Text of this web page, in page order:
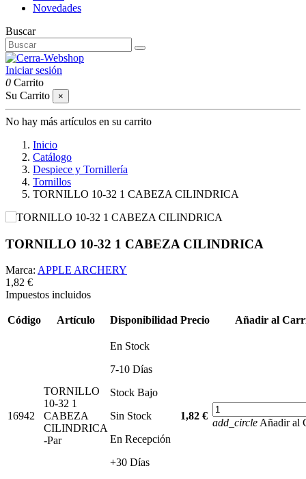
Novedades
Buscar
Iniciar sesión
0 Carrito
Su Carrito
×
No hay más artículos en su carrito
Inicio
Catálogo
Despiece y Tornillería
Tornillos
TORNILLO 10-32 1 CABEZA CILINDRICA
TORNILLO 10-32 1 CABEZA CILINDRICA
Marca: APPLE ARCHERY
1,82 €
Impuestos incluidos
Código Artículo Disponibilidad Precio Añadir al
16942
TORNILLO
10-32 1
CABEZA
CILINDRICA
-Par
En Stock
7-10 Días
Stock Bajo
Sin Stock
En Recepción
+30 Días
1,82 €
add_circleAñadir al